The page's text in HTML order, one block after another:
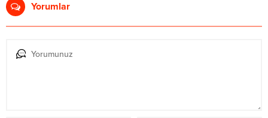
Yorumlar